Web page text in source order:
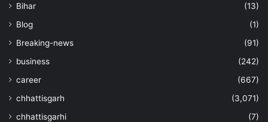
Bihar
(13)
Blog
(1)
Breaking-news
(91)
business
(242)
career
(667)
chhattisgarh
(3,071)
chhattisgarhi
(7)